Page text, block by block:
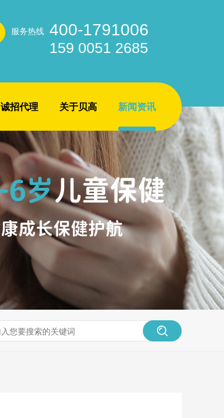
服务热线 400-1791006
159 0051 2685
诚招代理 关于贝高 新闻资讯